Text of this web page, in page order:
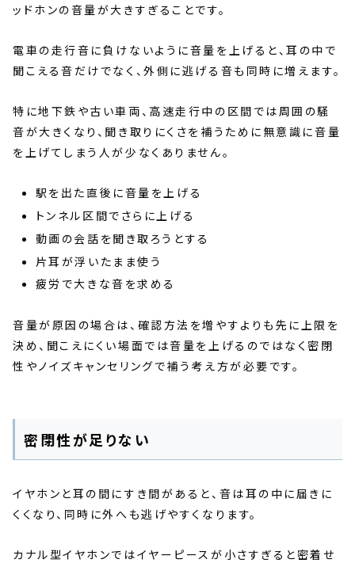
ッドホンの音量が大きすぎることです。
電車の走行音に負けないように音量を上げると、耳の中で
聞こえる音だけでなく、外側に逃げる音も同時に増えます。
特に地下鉄や古い車両、高速走行中の区間では周囲の騒
音が大きくなり、聞き取りにくさを補うために無意識に音量
を上げてしまう人が少なくありません。
駅を出た直後に音量を上げる
トンネル区間でさらに上げる
動画の会話を聞き取ろうとする
片耳が浮いたまま使う
疲労で大きな音を求める
音量が原因の場合は、確認方法を増やすよりも先に上限を
決め、聞こえにくい場面では音量を上げるのではなく密閉
性やノイズキャンセリングで補う考え方が必要です。
密閉性が足りない
イヤホンと耳の間にすき間があると、音は耳の中に届きに
くくなり、同時に外へも逃げやすくなります。
カナル型イヤホンではイヤーピースが小さすぎると密着せ